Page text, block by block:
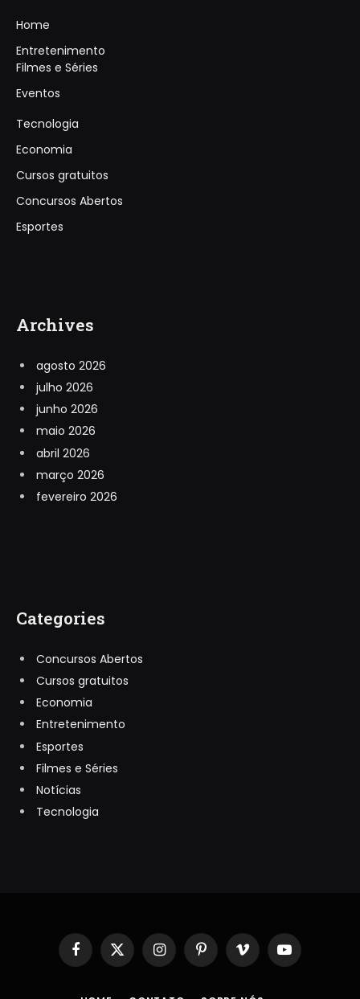
Home
Entretenimento
Filmes e Séries
Eventos
Tecnologia
Economia
Cursos gratuitos
Concursos Abertos
Esportes
Archives
agosto 2026
julho 2026
junho 2026
maio 2026
abril 2026
março 2026
fevereiro 2026
Categories
Concursos Abertos
Cursos gratuitos
Economia
Entretenimento
Esportes
Filmes e Séries
Notícias
Tecnologia
Facebook
X
(Twitter)
InstagramPinterestVimeo YouTube